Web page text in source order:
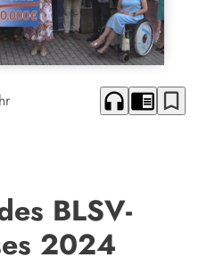
headphones chrome_reader_mode bookmark_border
BLSV-
2024